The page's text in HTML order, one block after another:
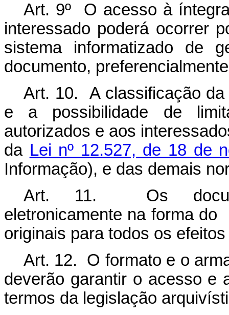
Art. 9º O acesso à
interessado poderá ocorrer
sistema informatizado de
documento,
Art. 10. A classificação
e a possibilidade de
autorizados e aos
da Lei nº 12.527, de 18 de
Informação), e das demais
Art. 11. Os
eletronicamente na forma
originais para todos os
Art. 12. O formato e o
deverão garantir o acesso e
termos da legislação